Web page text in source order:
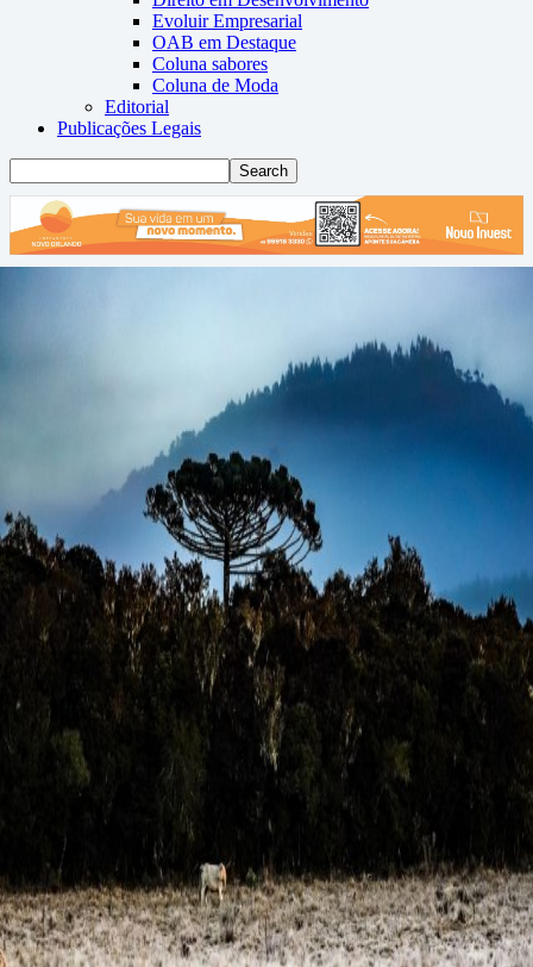
Evoluir Empresarial
OAB em Destaque
Coluna sabores
Coluna de Moda
Editorial
Publicações Legais